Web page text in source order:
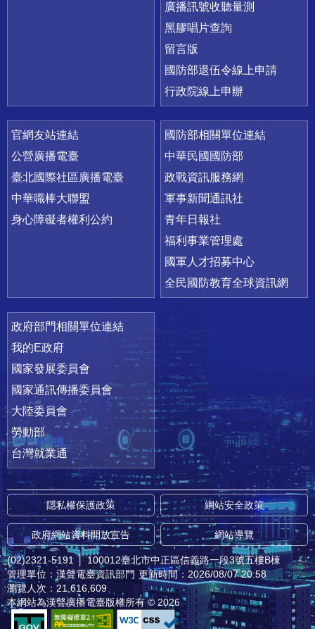
廣播訊號收聽量測
黑膠唱片查詢
留言版
國防部退伍令線上申請
行政院線上申辦
官網友站連結
公營廣播電臺
臺北國際社區廣播電臺
中華職棒大聯盟
身心障礙者權利公約
國防部相關單位連結
中華民國國防部
政戰資訊服務網
軍事新聞通訊社
青年日報社
福利事業管理處
國軍人才招募中心
全民國防教育全球資訊網
政府部門相關單位連結
我的E政府
國家發展委員會
國家通訊傳播委員會
大陸委員會
勞動部
台灣就業通
隱私權保護政策 網站安全政策
政府網站資料開放宣告 網站導覽
(02)2321-5191 │ 100012臺北市中正區信義路一段3號五樓B棟
管理單位：漢聲電臺資訊部門 更新時間：2026/08/07 20:58
瀏覽人次：21,616,609
本網站為漢聲廣播電臺版權所有 © 2026